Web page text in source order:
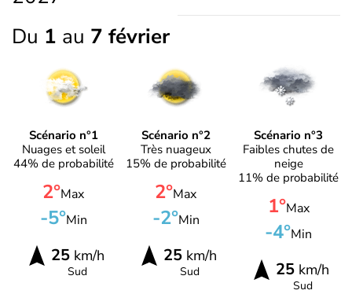
Du 1 au 7 février
Scénario n°1
Nuages et soleil
44% de probabilité
2°Max
-5°Min
25km/h
Sud
Scénario n°2
Très nuageux
15% de probabilité
2°Max
-2°Min
25km/h
Sud
Scénario n°3
Faibles chutes de
neige
11% de probabilité
1°Max
-4°Min
25 km/h
Sud